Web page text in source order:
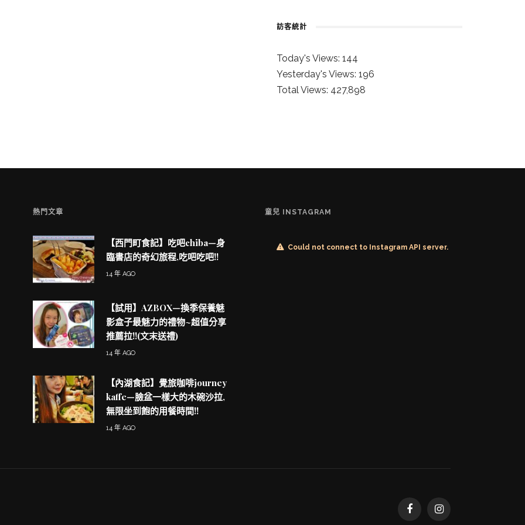
訪客統計
Today's Views:144
Yesterday's Views:196
Total Views: 427,898
童兒的 INSTAGRAM
熱門文章
【西門町食記】吃吧chiba—身
臨書店的奇幻旅程,吃吧吃吧!!
14 年 AGO
【試用】AZBOX—換季保養魅
影盒子最魅力的禮物~超值分享
推薦拉!!(文末送禮)
14 年 AGO
【內湖食記】覺旅咖啡journey
kaffe—臉盆一樣大的木碗沙拉,
無限坐到飽的用餐時間!!
14 年 AGO
童兒 INSTAGRAM
Could not connect to Instagram API server.